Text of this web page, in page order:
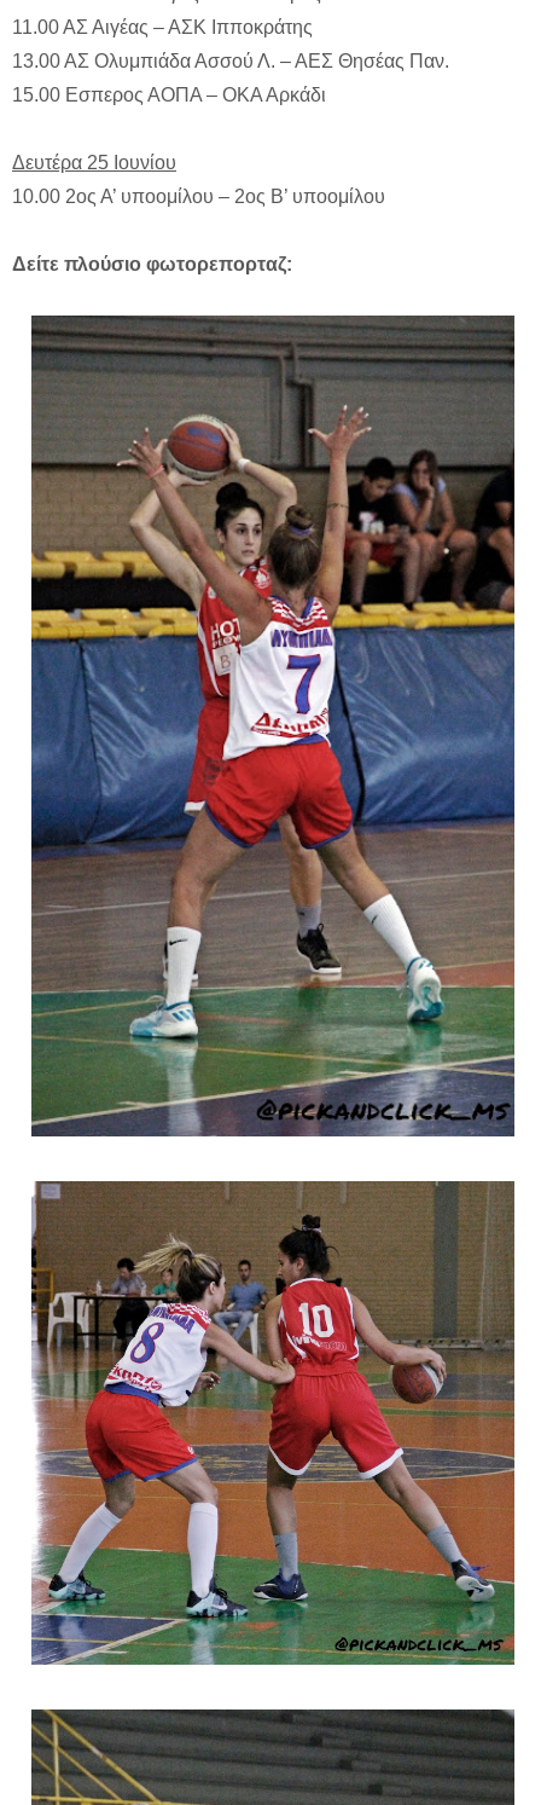
11.00 ΑΣ Αιγέας – ΑΣΚ Ιπποκράτης
13.00 ΑΣ Ολυμπιάδα Ασσού Λ. – ΑΕΣ Θησέας Παν.
15.00 Εσπερος ΑΟΠΑ – ΟΚΑ Αρκάδι
Δευτέρα 25 Ιουνίου
10.00 2ος Α’ υποομίλου – 2ος Β’ υποομίλου
Δείτε πλούσιο φωτορεπορταζ: